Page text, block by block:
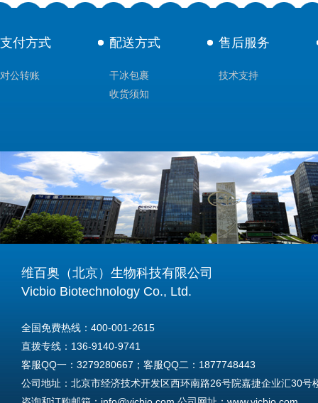
支付方式
对公转账
配送方式
干冰包裹
收货须知
售后服务
技术支持
维百奥（北京）生物科技有限公司
Vicbio Biotechnology Co., Ltd.
全国免费热线：400-001-2615
直拨专线：136-9140-9741
客服QQ一：3279280667；客服QQ二：1877748443
公司地址：北京市经济技术开发区西环南路26号院嘉捷企业汇30号